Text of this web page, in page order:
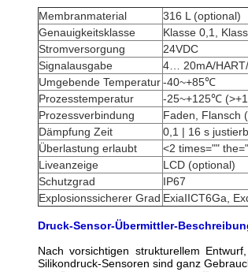
Membranmaterial
316 L (optional)
Genauigkeitsklasse
Klasse 0,1,
Stromversorgung
24VDC
Signalausgabe
4… 20mA/
Umgebende Temperatur-40~+85℃
Prozesstemperatur
-25~+125℃
Prozessverbindung
Faden, Flansch
Dämpfung Zeit
0,1 | 16 s
Überlastung erlaubt
<2 times=""
Liveanzeige
LCD (optional)
Schutzgrad
IP67
Explosionssicherer Grad ExiaIICT6Ga,
Druck-Sensor-Übermittler-
Nach vorsichtigen strukturellem
Silikondruck-Sensoren sind ganz